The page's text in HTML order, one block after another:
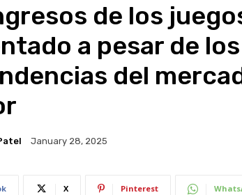
de los
a pesar de
del
January 28, 2025
X Pinterest